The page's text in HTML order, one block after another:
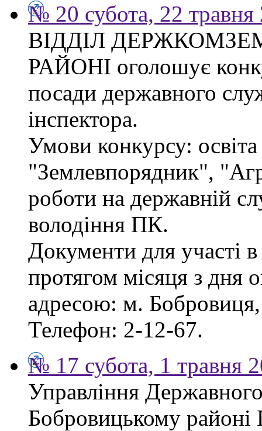
№ 20 субота, 22 травня
ВІДДІЛ
РАЙОНІ оголошує
посади державного
інспектора.
Умови конкурсу:
"Землевпорядник",
роботи на державній
володіння ПК.
Документи для участі
протягом місяця з дня
адресою: м.
Телефон: 2-12-67.
№ 17 субота, 1 травня
Управління
Бобровицькому районі